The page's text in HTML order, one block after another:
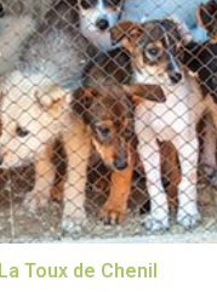
La Toux de Chenil